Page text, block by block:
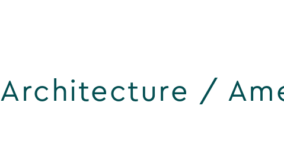
Architecture /